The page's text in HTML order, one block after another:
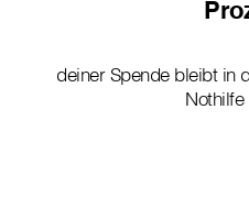
deiner Spende bleibt in
Nothilfe